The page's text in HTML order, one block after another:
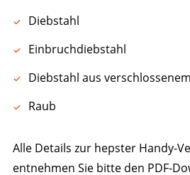
Diebstahl
Einbruchdiebstahl
Diebstahl aus
Raub
Alle Details zur hepster Handy-
entnehmen Sie bitte den PDF-